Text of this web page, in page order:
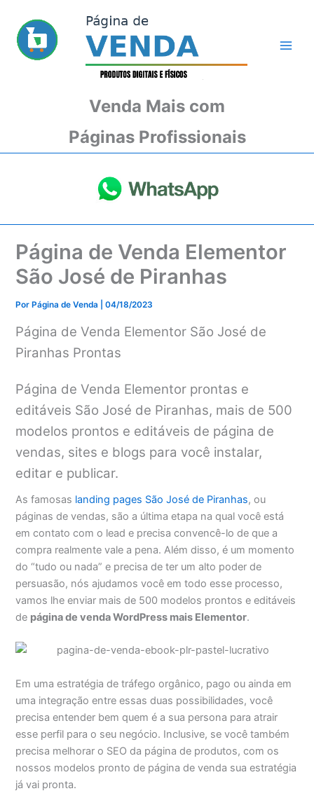
conteúdo
Venda Mais com
Páginas Profissionais
Página de Venda Elementor
São José de Piranhas
Por Página de Venda |04/18/2023
Página de Venda Elementor São José de
Piranhas Prontas
Página de Venda Elementor prontas e
editáveis São José de Piranhas, mais de 500
modelos prontos e editáveis de página de
vendas, sites e blogs para você instalar,
editar e publicar.
As famosas landing pages São José de Piranhas, ou
páginas de vendas, são a última etapa na qual você está
em contato com o lead e precisa convencê-lo de que a
compra realmente vale a pena. Além disso, é um momento
do “tudo ou nada” e precisa de ter um alto poder de
persuasão, nós ajudamos você em todo esse processo,
vamos lhe enviar mais de 500 modelos prontos e editáveis
de página de venda WordPress mais Elementor.
Em uma estratégia de tráfego orgânico, pago ou ainda em
uma integração entre essas duas possibilidades, você
precisa entender bem quem é a sua persona para atrair
esse perfil para o seu negócio. Inclusive, se você também
precisa melhorar o SEO da página de produtos, com os
nossos modelos pronto de página de venda sua estratégia
já vai pronta.